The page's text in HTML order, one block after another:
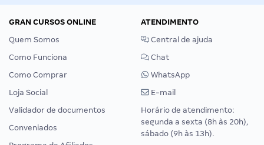
GRAN CURSOS ONLINE
Quem Somos
Como Funciona
Como Comprar
Loja Social
Validador de documentos
Conveniados
ATENDIMENTO
Central de ajuda
Chat
WhatsApp
E-mail
Horário de atendimento:
segunda a sexta (8h às 20h),
sábado (9h às 13h).